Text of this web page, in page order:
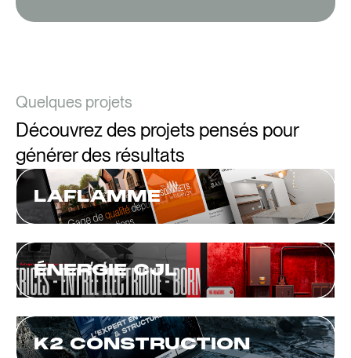
Quelques projets
Découvrez des projets pensés pour
générer des résultats
LAFLAMME
ÉNERGIE CJL
K2 CONSTRUCTION